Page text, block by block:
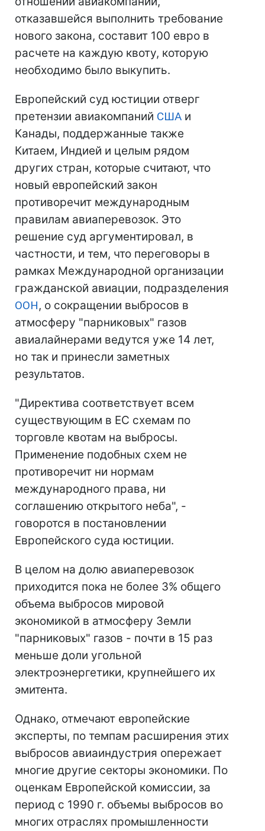
отказавшейся выполнить требование
нового закона, составит 100 евро в
расчете на каждую квоту, которую
необходимо было выкупить.
Европейский суд юстиции отверг
претензии авиакомпаний США и
Канады, поддержанные также
Китаем, Индией и целым рядом
других стран, которые считают, что
новый европейский закон
противоречит международным
правилам авиаперевозок. Это
решение суд аргументировал, в
частности, и тем, что переговоры в
рамках Международной организации
гражданской авиации, подразделения
ООН, о сокращении выбросов в
атмосферу "парниковых" газов
авиалайнерами ведутся уже 14 лет,
но так и принесли заметных
результатов.
"Директива соответствует всем
существующим в ЕС схемам по
торговле квотам на выбросы.
Применение подобных схем не
противоречит ни нормам
международного права, ни
соглашению открытого неба", -
говоротся в постановлении
Европейского суда юстиции.
В целом на долю авиаперевозок
приходится пока не более 3% общего
объема выбросов мировой
экономикой в атмосферу Земли
"парниковых" газов - почти в 15 раз
меньше доли угольной
электроэнергетики, крупнейшего их
эмитента.
Однако, отмечают европейские
эксперты, по темпам расширения этих
выбросов авиаиндустрия опережает
многие другие секторы экономики. По
оценкам Европейской комиссии, за
период с 1990 г. объемы выбросов во
многих отраслях промышленности